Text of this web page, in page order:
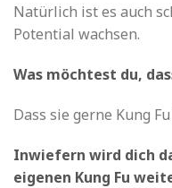
Natürlich ist es auch
Potential wachsen.
Was möchtest du,
Dass sie gerne Kung
Inwiefern wird dich
eigenen Kung Fu